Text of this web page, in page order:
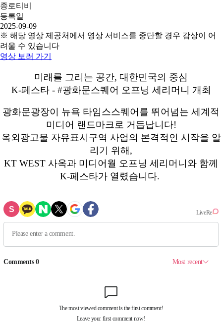
종로티비
등록일
2025-09-09
※ 해당 영상 제공처에서 영상 서비스를 중단할 경우 감상이 어
려울 수 있습니다
영상 보러 가기
미래를 그리는 공간, 대한민국의 중심
K-페스타 - #광화문스퀘어 오프닝 세리머니 개최
광화문광장이 뉴욕 타임스스퀘어를 뛰어넘는 세계적
미디어 랜드마크로 거듭납니다!
옥외광고물 자유표시구역 사업의 본격적인 시작을 알
리기 위해,
KT WEST 사옥과 미디어월 오프닝 세리머니와 함께
K-페스타가 열렸습니다.